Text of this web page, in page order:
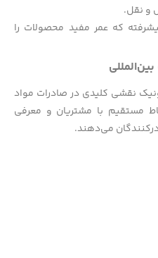
نقل.
که عمر مفید محصولات را
نقشی کلیدی در صادرات مواد
مستقیم با مشتریان و معرفی
می‌دهند.